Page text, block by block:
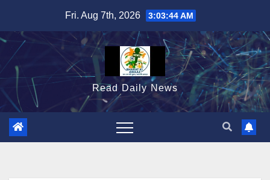
content
Fri. Aug 7th, 2026 3:03:45 AM
Read Daily News